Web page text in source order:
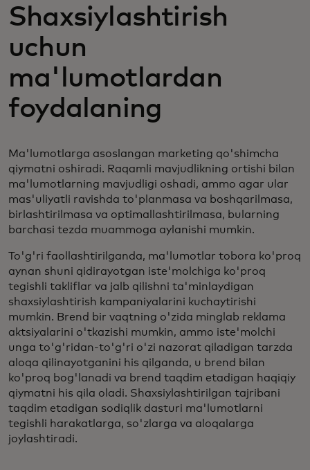
Shaxsiylashtirish
uchun
ma'lumotlardan
foydalaning
Ma'lumotlarga asoslangan marketing qo'shimcha
qiymatni oshiradi. Raqamli mavjudlikning ortishi bilan
ma'lumotlarning mavjudligi oshadi, ammo agar ular
mas'uliyatli ravishda to'planmasa va boshqarilmasa,
birlashtirilmasa va optimallashtirilmasa, bularning
barchasi tezda muammoga aylanishi mumkin.
To'g'ri faollashtirilganda, ma'lumotlar tobora ko'proq
aynan shuni qidirayotgan iste'molchiga ko'proq
tegishli takliflar va jalb qilishni ta'minlaydigan
shaxsiylashtirish kampaniyalarini kuchaytirishi
mumkin. Brend bir vaqtning o'zida minglab reklama
aktsiyalarini o'tkazishi mumkin, ammo iste'molchi
unga to'g'ridan-to'g'ri o'zi nazorat qiladigan tarzda
aloqa qilinayotganini his qilganda, u brend bilan
ko'proq bog'lanadi va brend taqdim etadigan haqiqiy
qiymatni his qila oladi. Shaxsiylashtirilgan tajribani
taqdim etadigan sodiqlik dasturi ma'lumotlarni
tegishli harakatlarga, so'zlarga va aloqalarga
joylashtiradi.